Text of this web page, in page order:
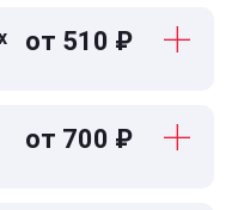
от 510 ₽
от 700 ₽